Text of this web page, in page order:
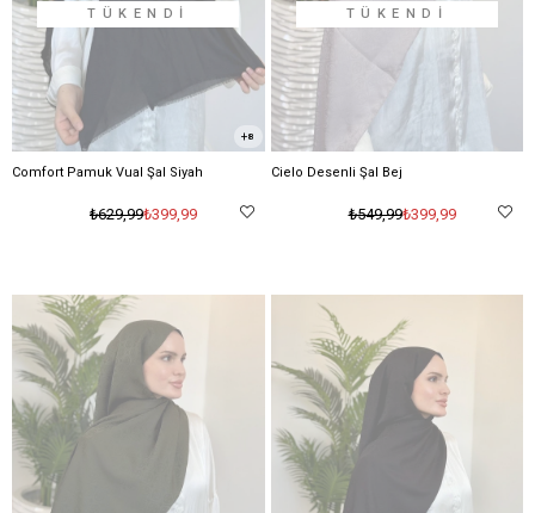
TÜKENDI
Comfort Pamuk Vual Şal Siyah
₺399,99
₺629,99
8
TÜKENDI
Cielo Desenli Şal Bej
₺399,99
₺549,99